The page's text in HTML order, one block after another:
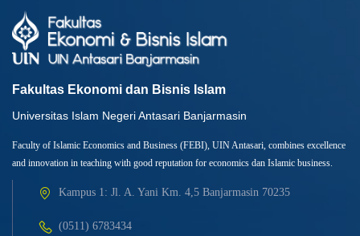
Fakultas Ekonomi dan Bisnis Islam
Universitas Islam Negeri Antasari Banjarmasin
Faculty of Islamic Economics and Business (FEBI), UIN Antasari, combines excellence
and innovation in teaching with good reputation for economics dan Islamic business.
Kampus 1: Jl. A. Yani Km. 4,5 Banjarmasin 70235
(0511) 6783434